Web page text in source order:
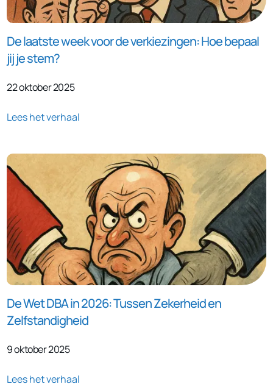
De laatste week voor de verkiezingen: Hoe bepaal
jij je stem?
22 oktober 2025
Lees het verhaal
De Wet DBA in 2026: Tussen Zekerheid en
Zelfstandigheid
9 oktober 2025
Lees het verhaal